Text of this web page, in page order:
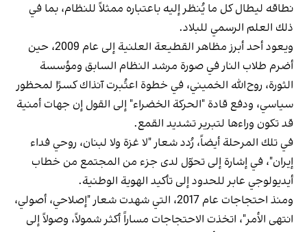
نطاقه ليطال كل ما يُنظر إليه باعتباره ممثلاً للنظام، بما في
ذلك العلم الرسمي للبلاد.
ويعود أحد أبرز مظاهر القطيعة العلنية إلى عام 2009، حين
أضرم طلاب النار في صورة مرشد النظام السابق ومؤسسة
الثورة، روح‌الله الخميني، في خطوة اعتُبرت آنذاك كسرًا لمحظور
سياسي، ودفع قادة "الحركة الخضراء" إلى القول إن جهات أمنية
قد تكون وراءها لتبرير تشديد القمع.
في تلك المرحلة أيضاً، رُدد شعار "لا غزة ولا لبنان، روحي فداء
إيران"، في إشارة إلى تحوّل لدى جزء من المجتمع من خطاب
أيديولوجي عابر للحدود إلى تأكيد الهوية الوطنية.
ومنذ احتجاجات عام 2017، التي شهدت شعار "إصلاحي، أصولي،
انتهى الأمر"، اتخذت الاحتجاجات مساراً أكثر شمولاً، وصولاً إلى